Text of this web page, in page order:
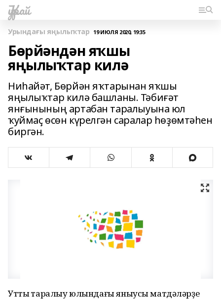
Ҡурай
Урындағы яңылыҡтар 19 ИЮЛЯ 2020, 19:35
Бөрйәндән яҡшы
яңылыҡтар килә
Ниһайәт, Бөрйән яҡтарынан яҡшы
яңылыҡтар килә башланы. Тәбиғәт
янғынының артабан таралыуына юл
ҡуймаҫ өсөн күрелгән саралар һөҙөмтәһен
биргән.
Уттың таралыу юлындағы яныусы матдәләрҙе